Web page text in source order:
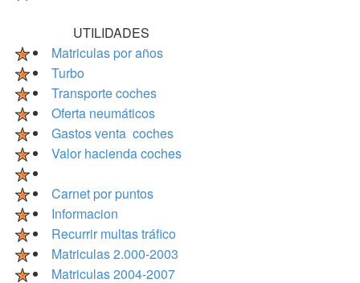
UTILIDADES
Matriculas por años
Turbo
Transporte coches
Oferta neumáticos
Gastos venta coches
Valor hacienda coches
Carnet por puntos
Informacion
Recurrir multas tráfico
Matriculas 2.000-2003
Matriculas 2004-2007